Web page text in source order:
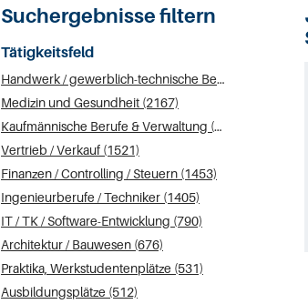
Suchergebnisse filtern
Tätigkeitsfeld
Handwerk / gewerblich-technische Berufe (2289)
Medizin und Gesundheit (2167)
Kaufmännische Berufe & Verwaltung (1959)
Vertrieb / Verkauf (1521)
Finanzen / Controlling / Steuern (1453)
Ingenieurberufe / Techniker (1405)
IT / TK / Software-Entwicklung (790)
Architektur / Bauwesen (676)
Praktika, Werkstudentenplätze (531)
Ausbildungsplätze (512)